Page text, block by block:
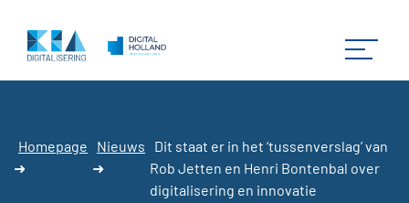
Homepage
➜
Nieuws
➜
Dit staat er in het ‘tussenverslag’ van
Rob Jetten en Henri Bontenbal over
digitalisering en innovatie